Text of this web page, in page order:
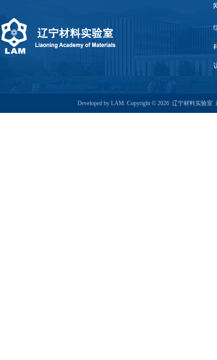
Developed by LAM. Copyright © 2026 辽宁材料实验